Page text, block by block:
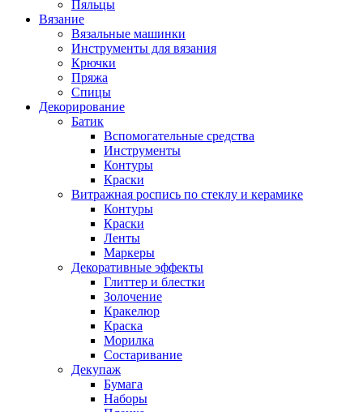
Пяльцы
Вязание
Вязальные машинки
Инструменты для вязания
Крючки
Пряжа
Спицы
Декорирование
Батик
Вспомогательные средства
Инструменты
Контуры
Краски
Витражная роспись по стеклу и керамике
Контуры
Краски
Ленты
Маркеры
Декоративные эффекты
Глиттер и блестки
Золочение
Кракелюр
Краска
Морилка
Состаривание
Декупаж
Бумага
Наборы